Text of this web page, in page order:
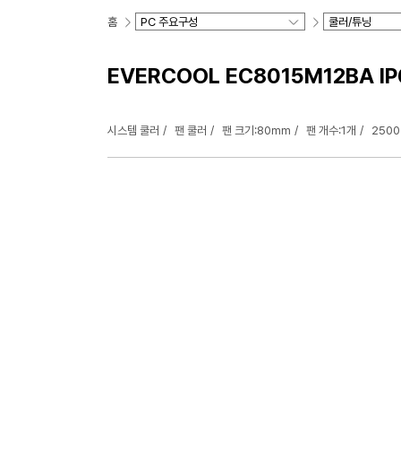
홈
EVERCOOL EC8015M12BA
시스템 쿨러 팬 쿨러 팬 크기:80mm 팬 개수:1개 2500